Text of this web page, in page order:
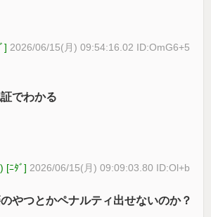
] 2026/06/15(月) 09:54:16.02 ID:OmG6+5
でわかる
[ﾆﾀﾞ] 2026/06/15(月) 09:09:03.80 ID:Ol+b
やつとかペナルティ出せないのか？